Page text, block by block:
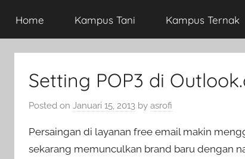
Home Kampus Tani Kampus Ternak
Setting POP3 di
Posted on Januari 15, 2013 by asrofi
Persaingan di layanan free email makin
sekarang memunculkan brand baru dengan